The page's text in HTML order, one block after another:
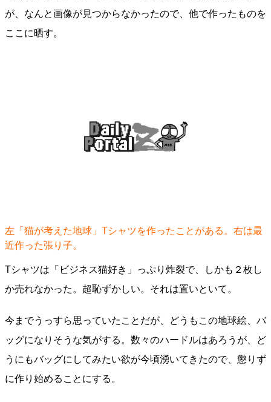
が、なんと画像が見つからなかったので、他で作ったものを
ここに晒す。
左「猫が考えた地球」Tシャツを作ったことがある。右は最
近作った張り子。
Tシャツは「ビジネス猫好き」っぷり炸裂で、しかも２枚し
か売れなかった。超恥ずかしい。それは置いといて。
今までうっすら思っていたことだが、どうもこの地球絵、バ
ッグになりそうな気がする。数々のハードルはあろうが、ど
うにもバッグにしてみたい欲が今頃湧いてきたので、懲りず
に作り始めることにする。